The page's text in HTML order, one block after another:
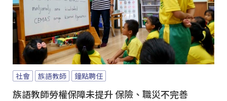
社會 族語教師 鐘點聘任
族語教師勞權保障未提升 保險、職災不完善